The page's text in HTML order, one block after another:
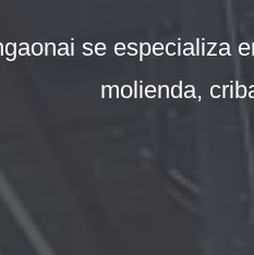
se especializa
molienda,